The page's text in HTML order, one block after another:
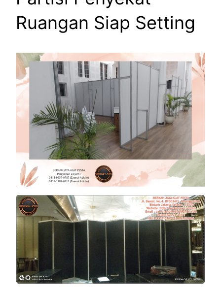
Ruangan Siap Setting